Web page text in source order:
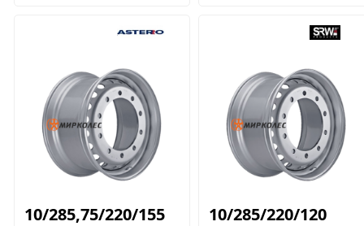
10/285,75/220/155 10/285/220/120